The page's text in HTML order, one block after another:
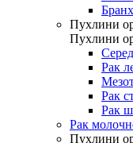
Пухлини
Пухлини
Рак
Рак
Рак
Рак
Пухлини